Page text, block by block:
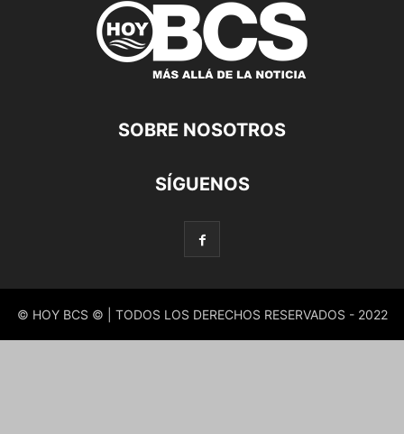
SOBRE NOSOTROS
SÍGUENOS
© HOY BCS © | TODOS LOS DERECHOS RESERVADOS - 2022